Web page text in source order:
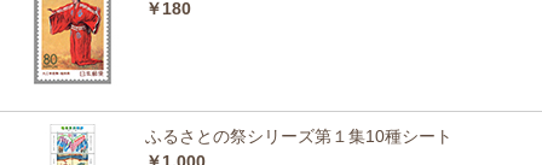
￥180
ふるさとの祭シリーズ第１集10種シート